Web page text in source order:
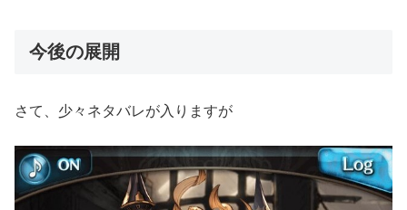
今後の展開
さて、少々ネタバレが入りますが